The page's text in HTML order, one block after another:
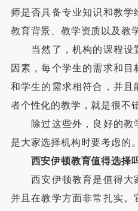
师是否具备专业知识和教
教育背景、教学资质以及教
当然了，机构的课程设
因素，每个学生的需求和
和学生的需求相符合，并
者个性化的教学，就是很不
除过这些外，良好的教
是大家选择机构时要考虑的。
西安伊顿教育值得选择
西安伊顿教育是值得大
并且在教学方面非常扎实。